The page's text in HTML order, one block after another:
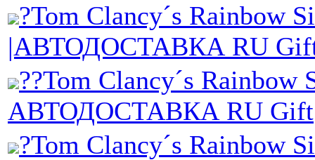
?Tom Clancy´s Rainbow
|АВТОДОСТАВКА RU
??Tom Clancy´s Rainbow
АВТОДОСТАВКА RU Gift
?Tom Clancy´s Rainbow